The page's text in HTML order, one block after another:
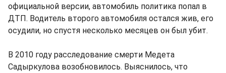
официальной версии, автомобиль политика попал в
ДТП. Водитель второго автомобиля остался жив, его
осудили, но спустя несколько месяцев он был убит.
В 2010 году расследование смерти Медета
Садыркулова возобновилось. Выяснилось, что